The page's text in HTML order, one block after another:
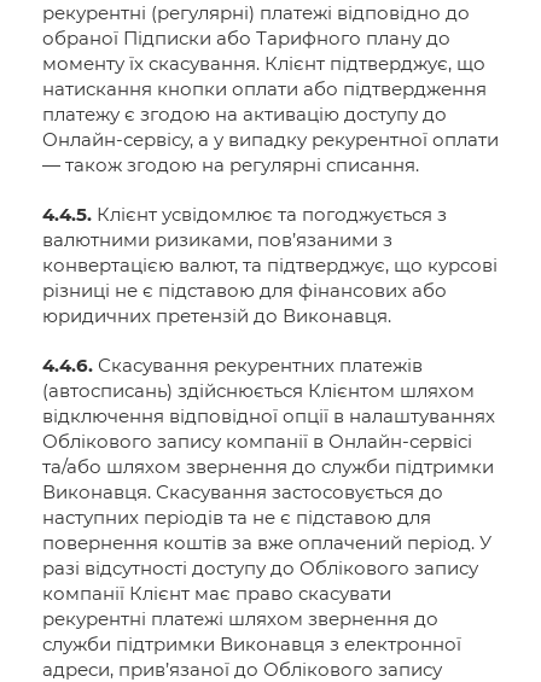
рекурентні (регулярні) платежі відповідно до
обраної Підписки або Тарифного плану до
моменту їх скасування. Клієнт підтверджує, що
натискання кнопки оплати або підтвердження
платежу є згодою на активацію доступу до
Онлайн-сервісу, а у випадку рекурентної оплати
— також згодою на регулярні списання.
4.4.5. Клієнт усвідомлює та погоджується з
валютними ризиками, пов’язаними з
конвертацією валют, та підтверджує, що курсові
різниці не є підставою для фінансових або
юридичних претензій до Виконавця.
4.4.6. Скасування рекурентних платежів
(автосписань) здійснюється Клієнтом шляхом
відключення відповідної опції в налаштуваннях
Облікового запису компанії в Онлайн-сервісі
та/або шляхом звернення до служби підтримки
Виконавця. Скасування застосовується до
наступних періодів та не є підставою для
повернення коштів за вже оплачений період. У
разі відсутності доступу до Облікового запису
компанії Клієнт має право скасувати
рекурентні платежі шляхом звернення до
служби підтримки Виконавця з електронної
адреси, прив’язаної до Облікового запису